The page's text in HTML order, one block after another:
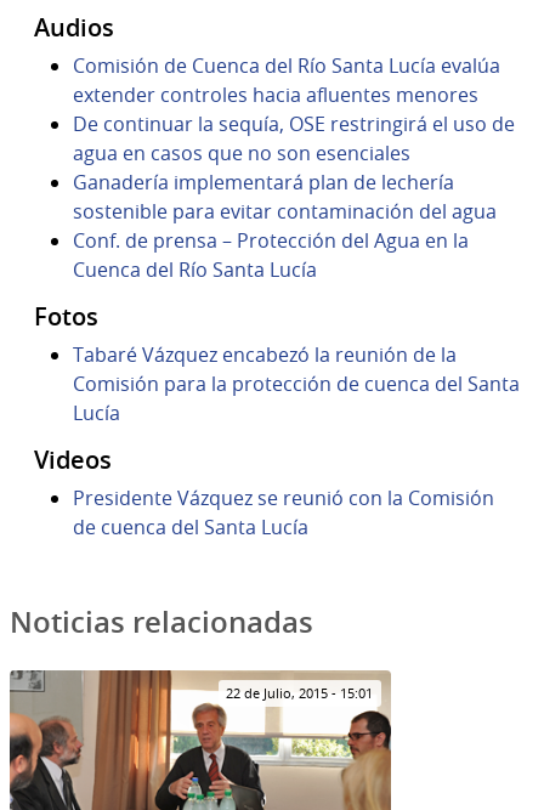
Audios
Comisión de Cuenca del Río Santa Lucía evalúa
extender controles hacia afluentes menores
De continuar la sequía, OSE restringirá el uso de
agua en casos que no son esenciales
Ganadería implementará plan de lechería
sostenible para evitar contaminación del agua
Conf. de prensa – Protección del Agua en la
Cuenca del Río Santa Lucía
Fotos
Tabaré Vázquez encabezó la reunión de la
Comisión para la protección de cuenca del Santa
Lucía
Videos
Presidente Vázquez se reunió con la Comisión
de cuenca del Santa Lucía
Noticias relacionadas
22 de Julio, 2015 - 15:01